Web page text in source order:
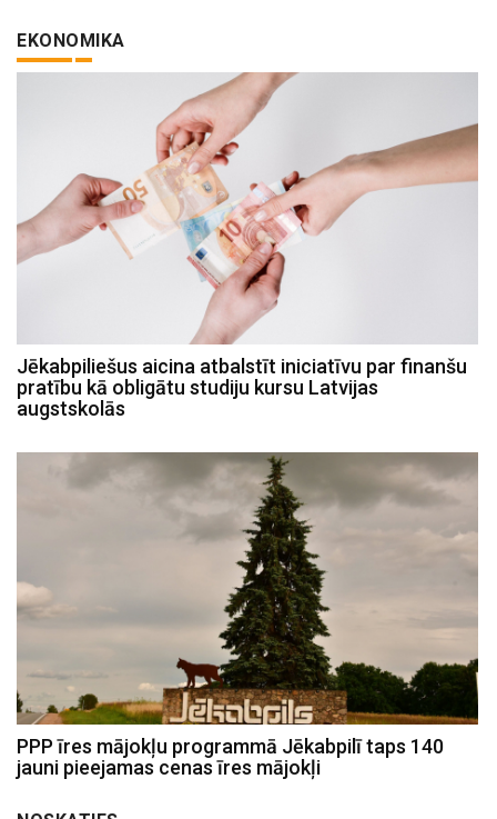
EKONOMIKA
Jēkabpiliešus aicina atbalstīt iniciatīvu par finanšu
pratību kā obligātu studiju kursu Latvijas
augstskolās
PPP īres mājokļu programmā Jēkabpilī taps 140
jauni pieejamas cenas īres mājokļi